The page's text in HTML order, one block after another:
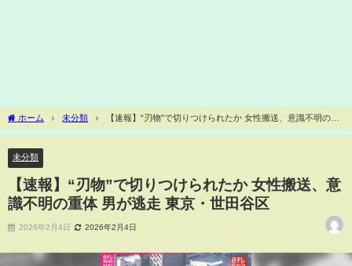
ホーム 未分類
【速報】“刃物”で切りつけられたか 女性搬送、意識不明の重
体 男が逃走 東京・世田谷区
未分類
【速報】“刃物”で切りつけられたか 女性搬送、意
識不明の重体 男が逃走 東京・世田谷区
2026年2月4日 2026年2月4日